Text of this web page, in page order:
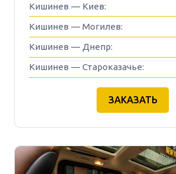
Кишинев — Киев:
Кишинев — Могилев:
Кишинев — Днепр:
Кишинев — Староказачье:
ЗАКАЗАТЬ